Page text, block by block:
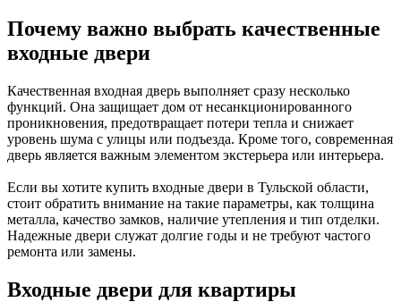
Почему важно выбрать качественные
входные двери
Качественная входная дверь выполняет сразу несколько
функций. Она защищает дом от несанкционированного
проникновения, предотвращает потери тепла и снижает
уровень шума с улицы или подъезда. Кроме того, современная
дверь является важным элементом экстерьера или интерьера.
Если вы хотите купить входные двери в Тульской области,
стоит обратить внимание на такие параметры, как толщина
металла, качество замков, наличие утепления и тип отделки.
Надежные двери служат долгие годы и не требуют частого
ремонта или замены.
Входные двери для квартиры